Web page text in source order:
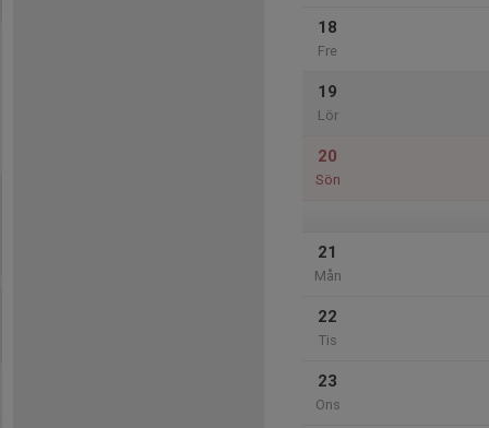
18
Fre
19
Lör
20
Sön
21
Mån
22
Tis
23
Ons